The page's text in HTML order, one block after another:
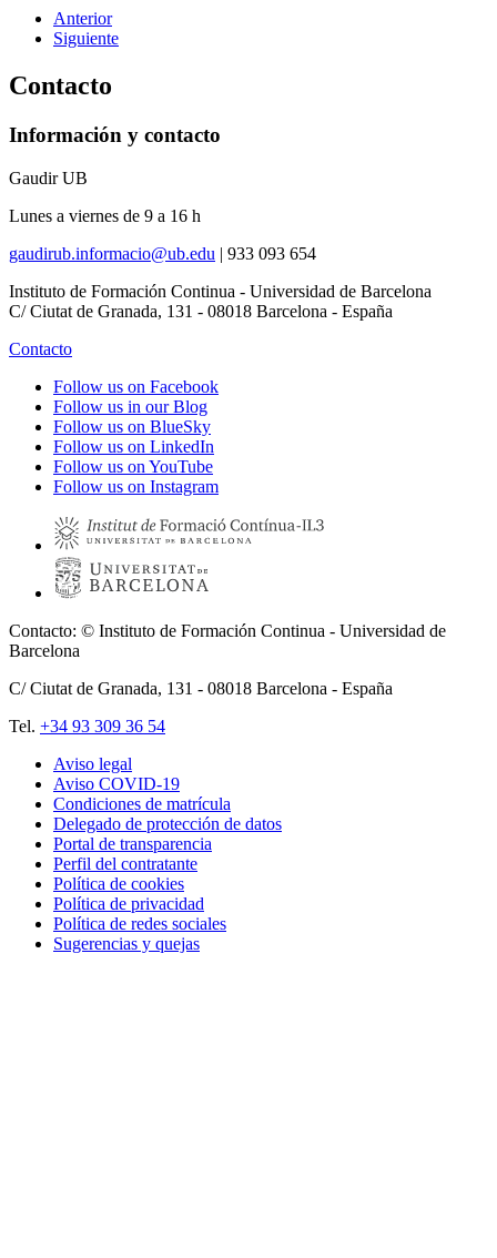
Anterior
Siguiente
Contacto
Información y contacto
Gaudir UB
Lunes a viernes de 9 a 16 h
gaudirub.informacio@ub.edu | 933 093 654
Instituto de Formación Continua - Universidad de Barcelona
C/ Ciutat de Granada, 131 - 08018 Barcelona - España
Contacto
Follow us on Facebook
Follow us in our Blog
Follow us on BlueSky
Follow us on LinkedIn
Follow us on YouTube
Follow us on Instagram
Contacto: © Instituto de Formación Continua - Universidad de
Barcelona
C/ Ciutat de Granada, 131 - 08018 Barcelona - España
Tel. +34 93 309 36 54
Pie
página
Aviso legal
Aviso COVID-19
Condiciones de matrícula
Delegado de protección de datos
Portal de transparencia
Perfil del contratante
Política de cookies
Política de privacidad
Política de redes sociales
Sugerencias y quejas